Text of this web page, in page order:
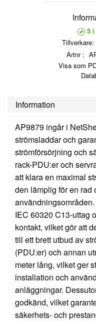
5
Tillverkare
Artnr
Visa som
Information
AP9879 ingår i
strömsladdar och
strömförsörjning och
rack-PDU:er och
att klara en maximal
den lämplig för en rad
IEC 60320 C13-uttag
kontakt, vilket gör att
till ett brett utbud av
(PDU:er) och annan
meter lång, vilket ger
installation och
anläggningar.
godkänd, vilket
säkerhets- och